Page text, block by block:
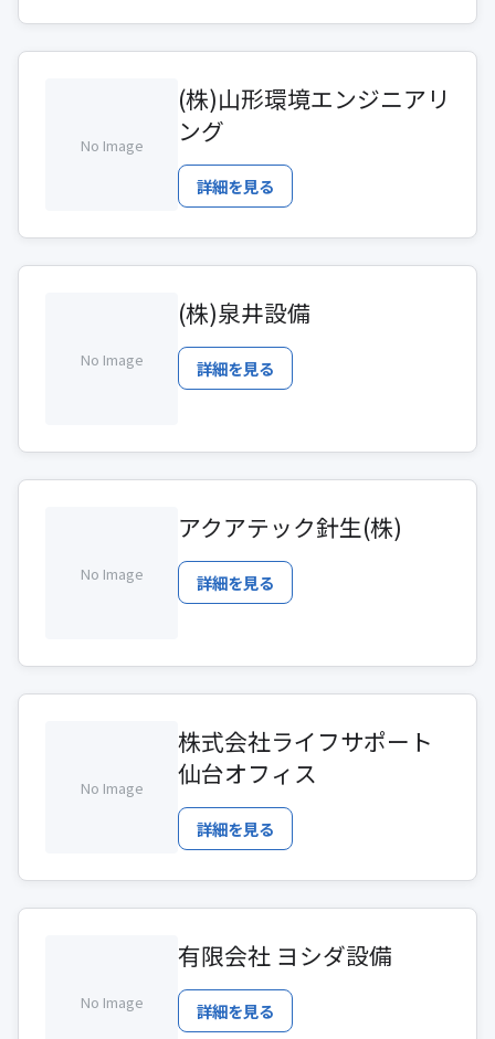
No Image
(株)山形環境エンジニアリ
ング
詳細を見る
No Image
(株)泉井設備
詳細を見る
No Image
アクアテック針生(株)
詳細を見る
No Image
株式会社ライフサポート
仙台オフィス
詳細を見る
No Image
有限会社 ヨシダ設備
詳細を見る